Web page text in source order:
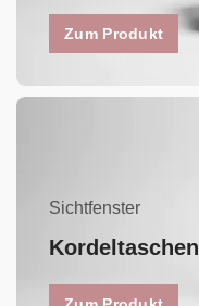
Zum Produkt
Sichtfenster
Kordeltaschen